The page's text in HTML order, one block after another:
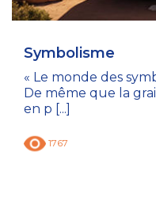
Symbolisme
« Le monde des
De même que la
en p [...]
1767